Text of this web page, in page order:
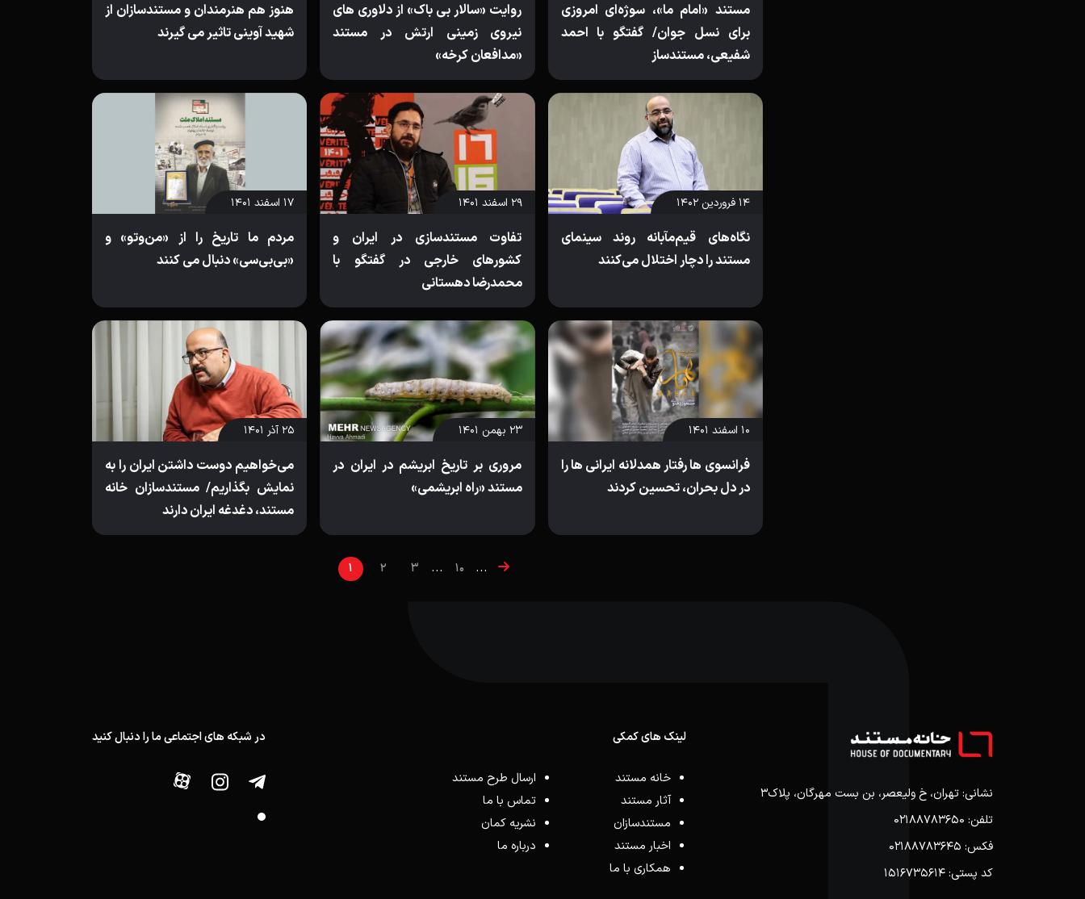
مستند «امام ما»، سوژه‌‌ای امروزی
برای نسل جوان/ گفتگو با احمد
شفیعی، مستندساز
روایت «سالار بی باک» از دلاوری های
نیروی زمینی ارتش در مستند
«مدافعان کرخه»
هنوز هم هنرمندان و مستندسازان از
شهید آوینی تاثیر می گیرند
۱۴ فروردین ۱۴۰۲
نگاه‌های قیم‌مآبانه روند سینمای
مستند را دچار اختلال می‌کنند
۲۹ اسفند ۱۴۰۱
تفاوت مستندسازی در ایران و
کشورهای خارجی در گفتگو با
محمدرضا دهستانی
۱۷ اسفند ۱۴۰۱
مردم ما تاریخ را از «من‌وتو» و
«بی‌بی‌سی» دنبال می کنند
۱۰ اسفند ۱۴۰۱
فرانسوی ها رفتار همدلانه ایرانی ها را
در دل بحران، تحسین کردند
۲۳ بهمن ۱۴۰۱
مروری بر تاریخ ابریشم در ایران در
مستند «راه ابریشمی»
۲۵ آذر ۱۴۰۱
می‌خواهیم دوست داشتن ایران را به
نمایش بگذاریم/ مستندسازان خانه
مستند، دغدغه ایران دارند
1 2 3 ... 10 ...
نشانی: تهران، خ ولیعصر، بن بست مهرگان، پلاک3
تلفن: 02188783650
فکس: 02188783645
کد پستی: 1516735614
لینک های کمکی
خانه مستند
آثار مستند
مستندسازان
اخبار مستند
همکاری با ما
ارسال طرح مستند
تماس با ما
نشریه کمان
درباره ما
در شبکه های اجتماعی ما را دنبال کنید